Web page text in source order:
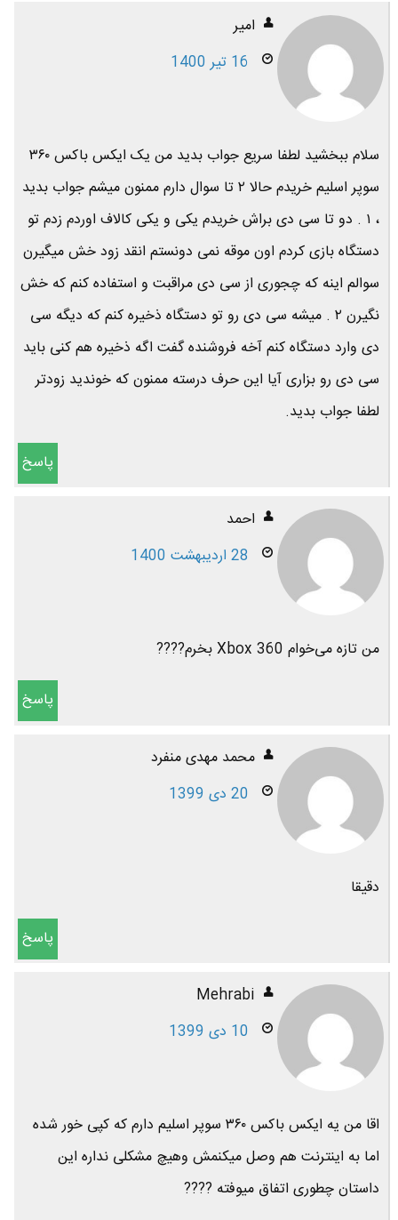
امیر
16 تیر 1400
سلام ببخشید لطفا سریع جواب بدید من یک ایکس باکس ۳۶۰
سوپر اسلیم خریدم حالا ۲ تا سوال دارم ممنون میشم جواب بدید
، ۱ . دو تا سی دی براش خریدم یکی و یکی کالاف اوردم زدم تو
دستگاه بازی کردم اون موقه نمی دونستم انقد زود خش میگیرن
سوالم اینه که چجوری از سی دی مراقبت و استفاده کنم که خش
نگیرن ۲ . میشه سی دی رو تو دستگاه ذخیره کنم که دیگه سی
دی وارد دستگاه کنم آخه فروشنده گفت اگه ذخیره هم کنی باید
سی دی رو بزاری آیا این حرف درسته ممنون که خوندید زودتر
لطفا جواب بدید.
پاسخ
احمد
28 اردیبهشت 1400
من تازه می‌خوام Xbox 360 بخرم????
پاسخ
محمد مهدی منفرد
20 دی 1399
دقیقا
پاسخ
Mehrabi
10 دی 1399
اقا من یه ایکس باکس ۳۶۰ سوپر اسلیم دارم که کپی خور شده
اما به اینترنت هم وصل میکنمش وهیچ مشکلی نداره این
داستان چطوری اتفاق میوفته ????